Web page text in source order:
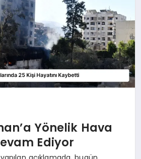
Yönelik Hava
Ediyor